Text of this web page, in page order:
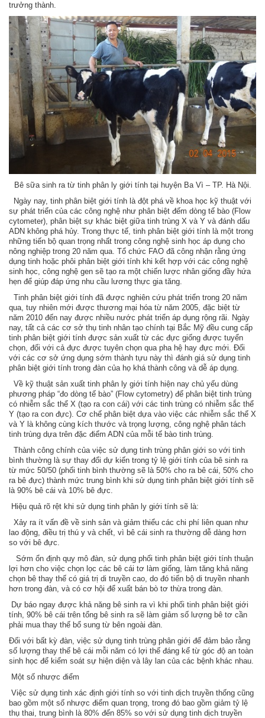
trưởng thành.
Bê sữa sinh ra từ tinh phân ly giới tính tại huyện Ba Vì – TP. Hà Nội.
Ngày nay, tinh phân biệt giới tính là đột phá về khoa học kỹ thuật với
sự phát triển của các công nghệ như phân biệt đếm dòng tế bào (Flow
cytometer), phân biệt sự khác biệt giữa tinh trùng X và Y và đánh dấu
ADN không phá hủy. Trong thực tế, tinh phân biệt giới tính là một trong
những tiến bộ quan trọng nhất trong công nghệ sinh học áp dụng cho
nông nghiệp trong 20 năm qua. Tổ chức FAO đã công nhận rằng ứng
dụng tinh hoặc phôi phân biệt giới tính khi kết hợp với các công nghệ
sinh học, công nghệ gen sẽ tạo ra một chiến lược nhân giống đầy hứa
hẹn để giúp đáp ứng nhu cầu lương thực gia tăng.
Tinh phân biệt giới tính đã được nghiên cứu phát triển trong 20 năm
qua, tuy nhiên mới được thương mại hóa từ năm 2005, đặc biệt từ
năm 2010 đến nay được nhiều nước phát triển áp dụng rộng rãi. Ngày
nay, tất cả các cơ sở thụ tinh nhân tạo chính tại Bắc Mỹ đều cung cấp
tinh phân biệt giới tính được sản xuất từ các đực giống được tuyển
chọn, đối với cả đực được tuyên chọn qua pha hệ hay đực mới. Đối
với các cơ sở ứng dụng sớm thành tựu này thì đánh giá sử dụng tinh
phân biệt giới tính trong đàn của họ khá thành công và dễ áp dụng.
Về kỹ thuật sản xuất tinh phân ly giới tính hiện nay chủ yếu dùng
phương pháp “đo dòng tế bào” (Flow cytometry) để phân biệt tinh trùng
có nhiễm sắc thể X (tạo ra con cái) với các tinh trùng có nhiễm sắc thể
Y (tạo ra con đực). Cơ chế phân biệt dựa vào việc các nhiễm sắc thể X
và Y là không cùng kích thước và trọng lượng, công nghệ phân tách
tinh trùng dựa trên đặc điểm ADN của mỗi tế bào tinh trùng.
Thành công chính của việc sử dụng tinh trùng phân giới so với tinh
bình thường là sự thay đổi dự kiến ​​trong tỷ lệ giới tính của bê sinh ra
từ mức 50/50 (phối tinh bình thường sẽ là 50% cho ra bê cái, 50% cho
ra bê đực) thành mức trung bình khi sử dụng tinh phân biệt giới tính sẽ
là 90% bê cái và 10% bê đực.
Hiệu quả rõ rệt khi sử dụng tinh phân ly giới tính sẽ là:
Xảy ra ít vấn đề về sinh sản và giảm thiểu các chi phí liên quan như
lao động, điều trị thú y và chết, vì bê cái sinh ra thường dễ dàng hơn
so với bê đực.
Sớm ổn định quy mô đàn, sử dụng phối tinh phân biệt giới tính thuận
lợi hơn cho việc chọn lọc các bê cái tơ làm giống, làm tăng khả năng
chọn bê thay thế có giá trị di truyền cao, do đó tiến bộ di truyền nhanh
hơn trong đàn, và có cơ hội để xuất bán bò tơ thừa trong đàn.
Dự báo ngay được khả năng bê sinh ra vì khi phối tinh phân biệt giới
tính, 90% bê cái trên tổng bê sinh ra sẽ làm giảm số lượng bê tơ cần
phải mua thay thế bổ sung từ bên ngoài đàn.
Đối với bất kỳ đàn, việc sử dụng tinh trùng phân giới để đảm bảo rằng
số lượng thay thế bê cái mỗi năm có lợi thế đáng kể từ góc độ an toàn
sinh học để kiểm soát sự hiện diện và lây lan của các bệnh khác nhau.
Một số nhược điểm
Việc sử dụng tinh xác định giới tính so với tinh dịch truyền thống cũng
bao gồm một số nhược điểm quan trọng, trong đó bao gồm giảm tỷ lệ
thụ thai, trung bình là 80% đến 85% so với sử dụng tinh dịch truyền